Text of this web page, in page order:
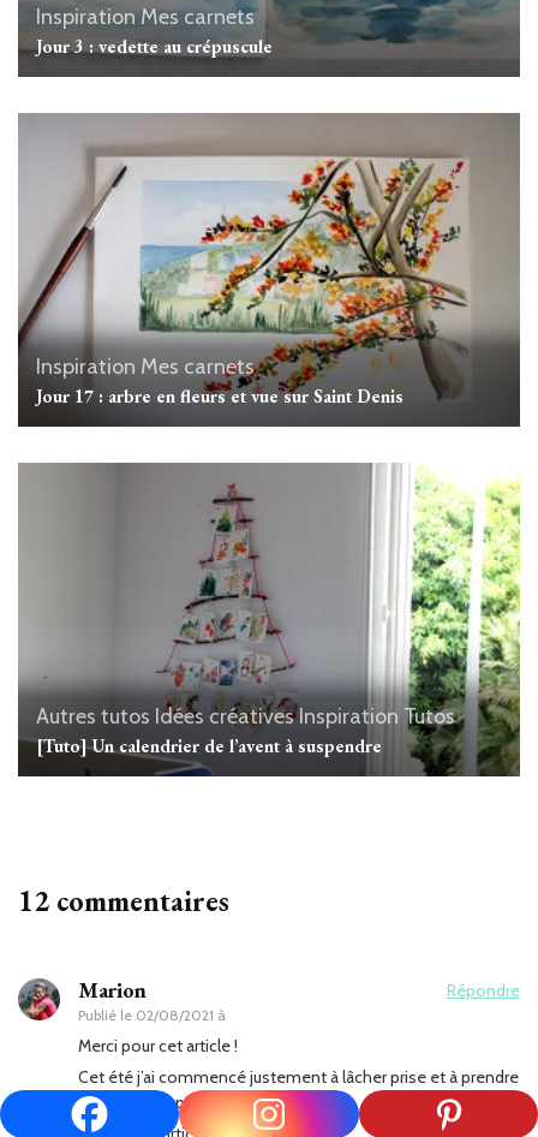
InspirationMes carnets
Jour 3 : vedette au crépuscule
Inspiration Mes carnets
Jour 17 : arbre en fleurs et vue sur Saint Denis
Autres tutos Idées créatives Inspiration Tutos
[Tuto] Un calendrier de l’avent à suspendre
12 commentaires
Marion
Publié le 02/08/2021 à
Répondre
Merci pour cet article !
Cet été j’ai commencé justement à lâcher prise et à prendre
des crayons, pinceaux…